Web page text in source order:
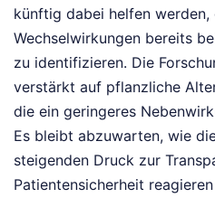
künftig dabei helfen werden,
Wechselwirkungen bereits
zu identifizieren. Die
verstärkt auf pflanzliche
die ein geringeres
Es bleibt abzuwarten, wie
steigenden Druck zur
Patientensicherheit